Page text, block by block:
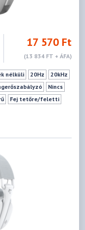
17 570 Ft
(13 834 FT + ÁFA)
nélküli 20Hz
20kHz
Nincs
Fej tetőre/feletti